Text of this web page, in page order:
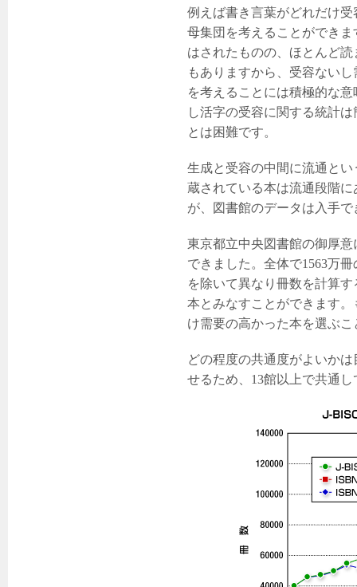
例えば書き言葉がどれだけ
母集団を考えることができ
はされたものの、ほとんど
もありますから、受容ない
を考えることには積極的な
し活字の受容に関する統計
とは困難です。
生成と受容の中間に流通と
蔵されている本は流通段階
が、図書館のデータは入手
東京都立中央図書館の御厚
できました。全体で1563万
を除いて異なり冊数を計算
本とみなすことができます
け需要の高かった本を選ぶ
どの程度の共通度がよいか
せるため、13館以上で共通